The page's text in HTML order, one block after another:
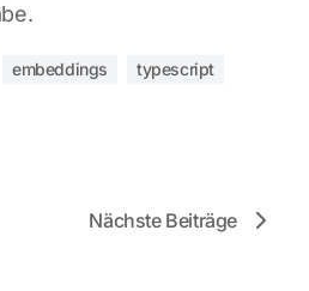
embeddings
typescript
Nächste Beiträge